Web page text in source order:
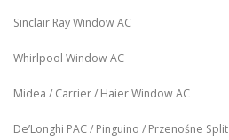
Sinclair Ray Window AC
Whirlpool Window AC
Midea / Carrier / Haier Window AC
De’Longhi PAC / Pinguino / Przenośne Split